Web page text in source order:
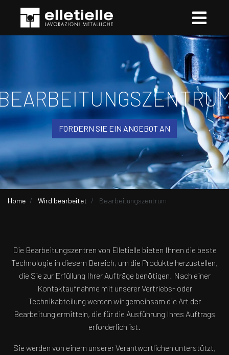
FORDERN SIE EIN ANGEBOT AN
Home Wird bearbeitet Bearbeitungszentrum
Die Bearbeitungszentren von Elletielle bieten Ihnen die beste
Technologie in diesem Bereich, um die Produkte herzustellen,
die Sie zur Erfüllung Ihrer Aufträge benötigen. Nach einer
Kontaktaufnahme mit unserer Vertriebs- oder
Technikabteilung werden wir gemeinsam die Art der
Bearbeitung ermitteln, die für die Ausführung Ihres Auftrags
erforderlich ist.
Sie werden von einem unserer Verantwortlichen unterstützt,